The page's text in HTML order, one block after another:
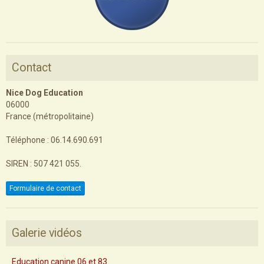
Contact
Nice Dog Education
06000
France (métropolitaine)
Téléphone : 06.14.690.691
SIREN : 507 421 055.
Formulaire de contact
Galerie vidéos
Education canine 06 et 83